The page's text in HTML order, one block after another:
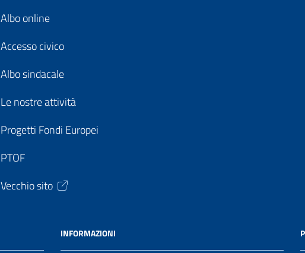
Albo online
Accesso civico
Albo sindacale
Le nostre attività
Progetti Fondi Europei
PTOF
Vecchio sito
INFORMAZIONI